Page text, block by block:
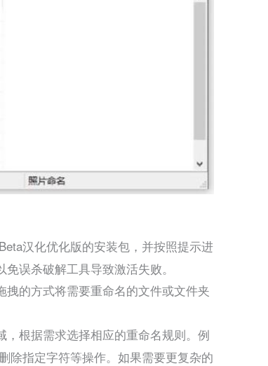
汉化优化版的安装包，并按照提示进
误杀破解工具导致激活失败。
拽的方式将需要重命名的文件或文件夹
，根据需求选择相应的重命名规则。例
除指定字符等操作。如果需要更复杂的